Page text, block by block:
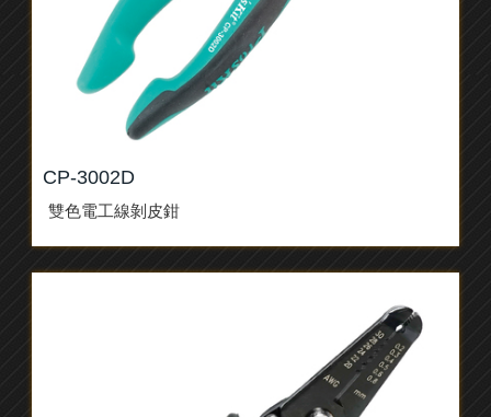
CP-3002D
雙色電工線剝皮鉗